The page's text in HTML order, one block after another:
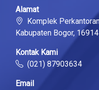
Alamat
Komplek
Kabupaten Bogor, 16914
Kontak Kami
(021) 87903634
Email